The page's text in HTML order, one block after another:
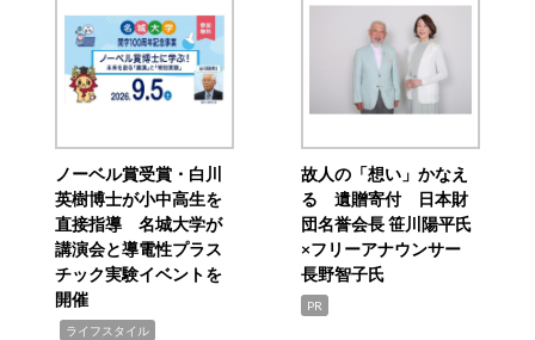
ノーベル賞受賞・白川
英樹博士が小中高生を
直接指導 名城大学が
講演会と導電性プラス
チック実験イベントを
開催
ライフスタイル
故人の「想い」かなえ
る 遺贈寄付 日本財
団名誉会長 笹川陽平氏
×フリーアナウンサー
長野智子氏
PR